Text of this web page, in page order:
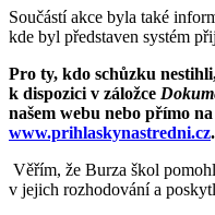
Součástí akce byla také
kde byl představen systém
Pro ty, kdo schůzku
k dispozici v záložce
našem webu nebo přímo
www.prihlaskynastredni.cz.
Věřím, že Burza škol
v jejich rozhodování a